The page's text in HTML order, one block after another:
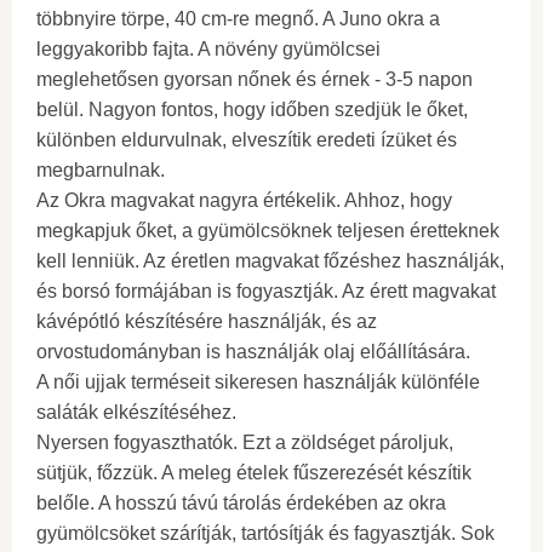
többnyire törpe, 40 cm-re megnő. A Juno okra a
leggyakoribb fajta. A növény gyümölcsei
meglehetősen gyorsan nőnek és érnek - 3-5 napon
belül. Nagyon fontos, hogy időben szedjük le őket,
különben eldurvulnak, elveszítik eredeti ízüket és
megbarnulnak.
Az Okra magvakat nagyra értékelik. Ahhoz, hogy
megkapjuk őket, a gyümölcsöknek teljesen éretteknek
kell lenniük. Az éretlen magvakat főzéshez használják,
és borsó formájában is fogyasztják. Az érett magvakat
kávépótló készítésére használják, és az
orvostudományban is használják olaj előállítására.
A női ujjak terméseit sikeresen használják különféle
saláták elkészítéséhez.
Nyersen fogyaszthatók. Ezt a zöldséget pároljuk,
sütjük, főzzük. A meleg ételek fűszerezését készítik
belőle. A hosszú távú tárolás érdekében az okra
gyümölcsöket szárítják, tartósítják és fagyasztják. Sok